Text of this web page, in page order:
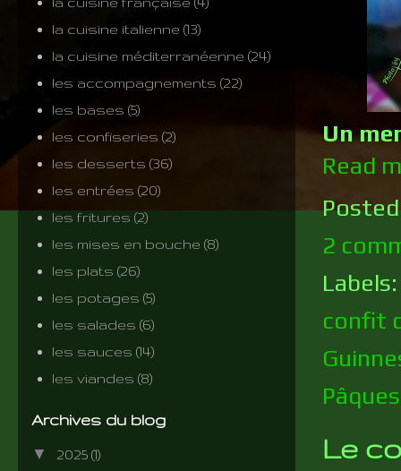
Un
Read
2
confit
Pâques
Le
la cuisine italienne (13)
la cuisine méditerranéenne (24)
les accompagnements (22)
les bases (5)
les confiseries (2)
les desserts (36)
les entrées (20)
les fritures (2)
les mises en bouche (8)
les plats (26)
les potages (5)
les salades (6)
les sauces (14)
les viandes (8)
Archives du blog
▼ 2025 (1)